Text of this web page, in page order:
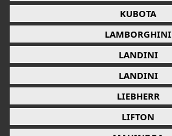
KUBOTA
LAMBORGHINI
LANDINI
LANDINI
LIEBHERR
LIFTON